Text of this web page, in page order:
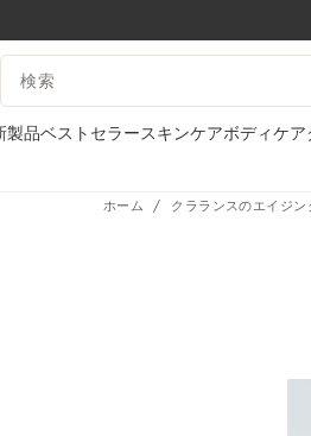
コンテンツへ移動
検索候補
製品ベストセラースキンケアボディケア
ホーム クラランスのエイジン